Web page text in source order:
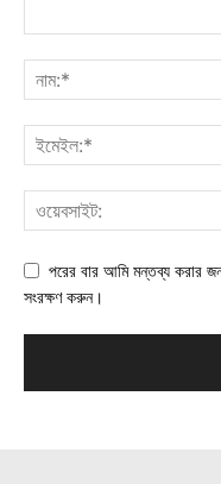
পরের বার আমি মন্তব্য করার
সংরক্ষণ করুন।